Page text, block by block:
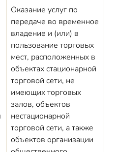
Оказание услуг по
передаче во временное
владение и (или) в
пользование торговых
мест, расположенных в
объектах стационарной
торговой сети, не
имеющих торговых
залов, объектов
нестационарной
торговой сети, а также
объектов организации